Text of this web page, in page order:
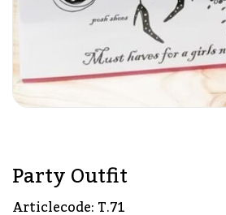
Party Outfit
Articlecode:T.71